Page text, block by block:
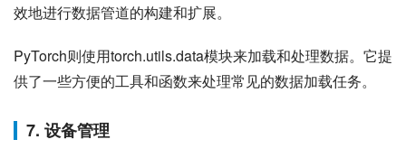
效地进行数据管道的构建和扩展。
PyTorch则使用torch.utils.data模块来加载和处理数据。它提
供了一些方便的工具和函数来处理常见的数据加载任务。
7. 设备管理